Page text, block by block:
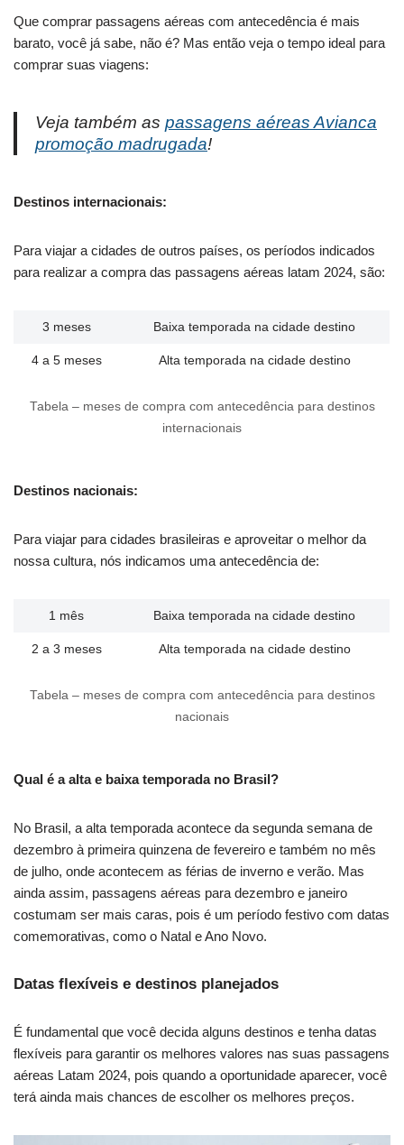
Que comprar passagens aéreas com antecedência é mais
barato, você já sabe, não é? Mas então veja o tempo ideal para
comprar suas viagens:
Veja também as passagens aéreas Avianca
promoção madrugada!
Destinos internacionais:
Para viajar a cidades de outros países, os períodos indicados
para realizar a compra das passagens aéreas latam 2024, são:
3 meses Baixa temporada na cidade destino
4 a 5 meses Alta temporada na cidade destino
Tabela – meses de compra com antecedência para destinos
internacionais
Destinos nacionais:
Para viajar para cidades brasileiras e aproveitar o melhor da
nossa cultura, nós indicamos uma antecedência de:
1 mês Baixa temporada na cidade destino
2 a 3 meses Alta temporada na cidade destino
Tabela – meses de compra com antecedência para destinos
nacionais
Qual é a alta e baixa temporada no Brasil?
No Brasil, a alta temporada acontece da segunda semana de
dezembro à primeira quinzena de fevereiro e também no mês
de julho, onde acontecem as férias de inverno e verão. Mas
ainda assim, passagens aéreas para dezembro e janeiro
costumam ser mais caras, pois é um período festivo com datas
comemorativas, como o Natal e Ano Novo.
Datas flexíveis e destinos planejados
É fundamental que você decida alguns destinos e tenha datas
flexíveis para garantir os melhores valores nas suas passagens
aéreas Latam 2024, pois quando a oportunidade aparecer, você
terá ainda mais chances de escolher os melhores preços.